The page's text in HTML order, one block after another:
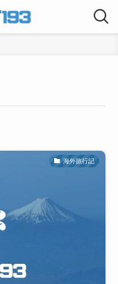
海外旅行記